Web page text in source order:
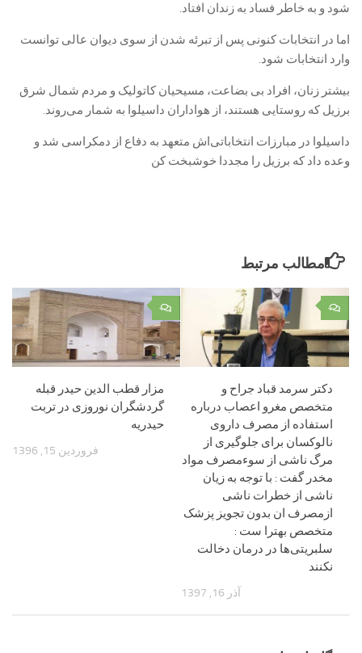
شود و به خاطر فساد به زندان افتاد.
اما در انتخابات کنونی پس از تبرئه شدن از سوی دیوان عالی توانست
وارد انتخابات شود.
بیشتر زنان، افراد بی بضاعت، مسیحیان کاتولیک و مردم شمال شرق
برزیل که روستایی هستند، از هواداران داسیلوا به شمار می‌روند.
داسیلوا در مبارزات انتخاباتی‌اش متعهد به دفاع از دمکراسی شد و
وعده داد که برزیل را مجددا خوشبخت کن
مطالب مرتبط
۰
مزار قطب الدین حیدر قبله
گردشگران نوروزی در تربت
حیدریه
فروردین 15, 1396
۰
دکتر سرمد قباد جراح و
متخصص مغرو اعصاب درباره
استفاده از مصرف داروی
نالوکسان برای جلوگیری از
مرگ ناشی از سوء‌مصرف مواد
مخدر گفت : با توجه به زیان
ناشی از خطرات ناشی
ازمصرف ان بدون تجویز پزشک
متخصص بهترا ست :
سلبریتی‌ها در درمان دخالت
نکنند
آذر 16, 1397